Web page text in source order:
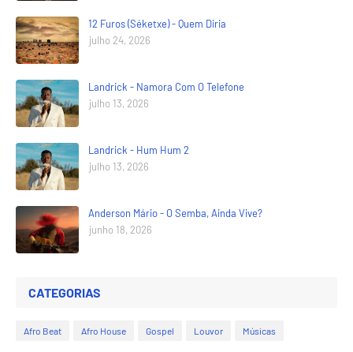
12 Furos (Séketxe) - Quem Diria
julho 24, 2026
Landrick - Namora Com O Telefone
julho 13, 2026
Landrick - Hum Hum 2
julho 13, 2026
Anderson Mário - O Semba, Ainda Vive?
junho 18, 2026
CATEGORIAS
Afro Beat Afro House Gospel Louvor Músicas